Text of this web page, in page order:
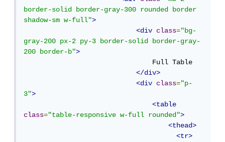
border-solid border-gray-300 rounded border
shadow-sm w-full">
<div
class="bg-
gray-200 px-2 py-3 border-solid border-gray-
200 border-b">
                                Full Table
</div>
<div
class="p-
3">
<table
class="table-responsive w-full rounded">
<thead>
<tr>